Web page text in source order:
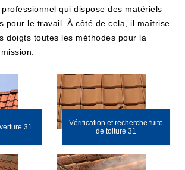
qui dispose des matériels
pour le travail. À côté de cela, il maîtrise
doigts toutes les méthodes pour la
31
Vérification et recherche fuite
de toiture 31